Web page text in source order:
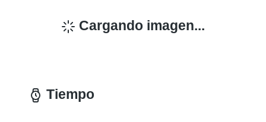
Cargando imagen...
Tiempo